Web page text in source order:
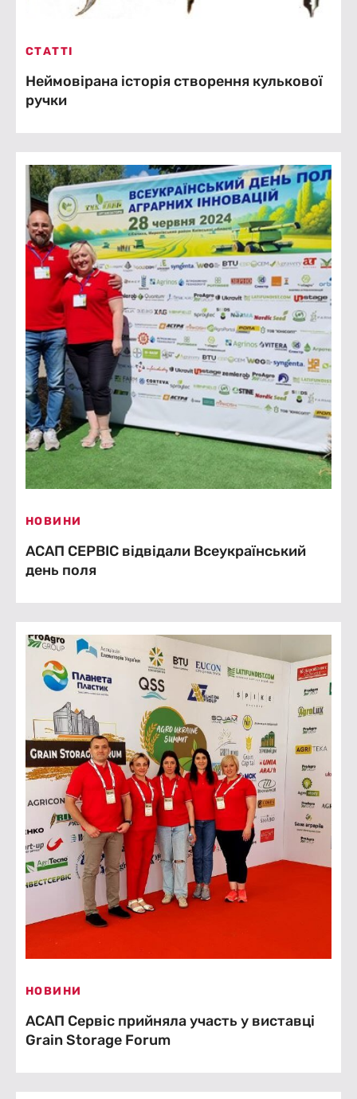
СТАТТІ
Неймовірана історія створення кулькової
ручки
НОВИНИ
АСАП СЕРВІС відвідали Всеукраїнський
день поля
НОВИНИ
АСАП Сервіс прийняла участь у виставці
Grain Storage Forum